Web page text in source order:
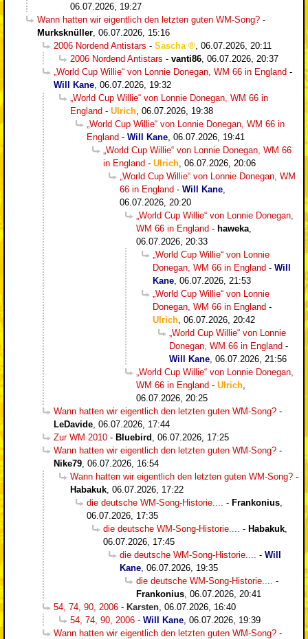
06.07.2026, 19:27
Wann hatten wir eigentlich den letzten guten WM-Song? -
Murksknüller 06.07.2026, 15:16
2006 Nordend Antistars - Sascha
06.07.2026, 20:11
2006 Nordend Antistars - vanti86 06.07.2026, 20:37
„World Cup Willie“ von Lonnie Donegan, WM 66 in England -
Will Kane 06.07.2026, 19:32
„World Cup Willie“ von Lonnie Donegan, WM 66 in
England - Ulrich 06.07.2026, 19:38
„World Cup Willie“ von Lonnie Donegan, WM 66 in
England - Will Kane 06.07.2026, 19:41
„World Cup Willie“ von Lonnie Donegan, WM 66
in England - Ulrich 06.07.2026, 20:06
„World Cup Willie“ von Lonnie Donegan, WM
66 in England - Will Kane
06.07.2026, 20:20
„World Cup Willie“ von Lonnie Donegan,
WM 66 in England - haweka
06.07.2026, 20:33
„World Cup Willie“ von Lonnie
Donegan, WM 66 in England - Will
Kane 06.07.2026, 21:53
„World Cup Willie“ von Lonnie
Donegan, WM 66 in England -
Ulrich 06.07.2026, 20:42
„World Cup Willie“ von Lonnie
Donegan, WM 66 in England -
Will Kane 06.07.2026, 21:56
„World Cup Willie“ von Lonnie Donegan,
WM 66 in England - Ulrich
06.07.2026, 20:25
Wann hatten wir eigentlich den letzten guten WM-Song? -
LeDavide 06.07.2026, 17:44
Zur WM 2010 - Bluebird
06.07.2026, 17:25
Wann hatten wir eigentlich den letzten guten WM-Song? -
Nike79 06.07.2026, 16:54
Wann hatten wir eigentlich den letzten guten WM-Song? -
Habakuk 06.07.2026, 17:22
die deutsche WM-Song-Historie....
- Frankonius
06.07.2026, 17:35
die deutsche WM-Song-Historie....
- Habakuk
06.07.2026, 17:45
die deutsche WM-Song-Historie....
- Will
Kane 06.07.2026, 19:35
die deutsche WM-Song-Historie....
-
Frankonius 06.07.2026, 20:41
54, 74, 90, 2006 - Karsten 06.07.2026, 16:40
54, 74, 90, 2006 - Will Kane 06.07.2026, 19:39
Wann hatten wir eigentlich den letzten guten WM-Song? -